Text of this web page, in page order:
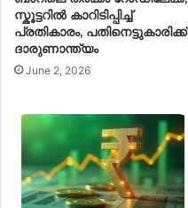
സ്കൂട്ടറിൽ കാറിടിപ്പിച്ച്
പ്രതികാരം, പതിനെട്ടുകാരിക്ക്
ദാരുണാന്ത്യം
June 2, 2026